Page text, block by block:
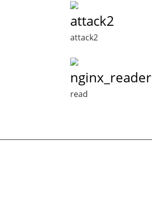
attack2
attack2
nginx_reader
read